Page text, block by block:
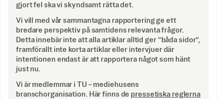
gjort fel ska vi skyndsamt rätta det.
Vi vill med vår sammantagna rapportering ge ett
bredare perspektiv på samtidens relevanta frågor.
Detta innebär inte att alla artiklar alltid ger ”båda sidor”,
framförallt inte korta artiklar eller intervjuer där
intentionen endast är att rapportera något som hänt
just nu.
Vi är medlemmar i TU – mediehusens
branschorganisation. Här finns de pressetiska reglerna